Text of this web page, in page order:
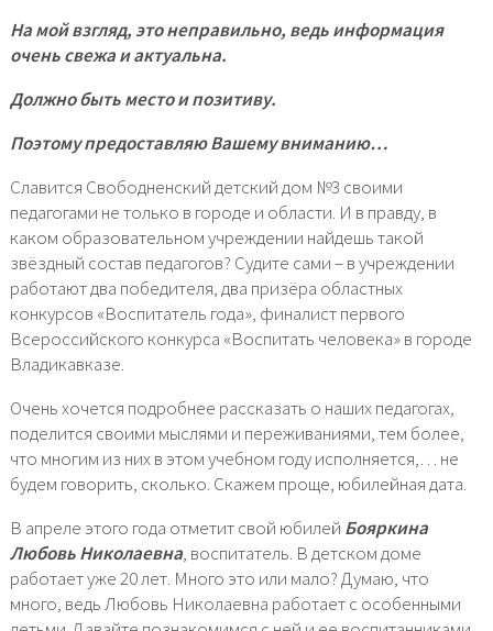
На мой взгляд, это неправильно, ведь информация
очень свежа и актуальна.
Должно быть место и позитиву.
Поэтому предоставляю Вашему вниманию…
Славится Свободненский детский дом №3 своими
педагогами не только в городе и области. И в правду, в
каком образовательном учреждении найдешь такой
звёздный состав педагогов? Судите сами – в учреждении
работают два победителя, два призёра областных
конкурсов «Воспитатель года», финалист первого
Всероссийского конкурса «Воспитать человека» в городе
Владикавказе.
Очень хочется подробнее рассказать о наших педагогах,
поделится своими мыслями и переживаниями, тем более,
что многим из них в этом учебном году исполняется,… не
будем говорить, сколько. Скажем проще, юбилейная дата.
В апреле этого года отметит свой юбилей Бояркина
Любовь Николаевна, воспитатель. В детском доме
работает уже 20 лет. Много это или мало? Думаю, что
много, ведь Любовь Николаевна работает с особенными